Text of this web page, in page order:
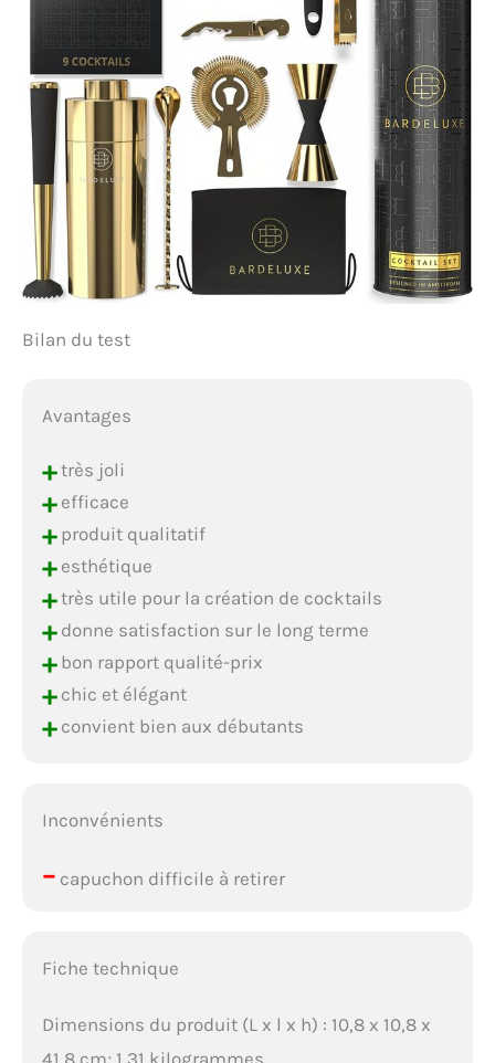
Bilan du test
Avantages
+très joli
+efficace
+produit qualitatif
+esthétique
+très utile pour la création de cocktails
+donne satisfaction sur le long terme
+bon rapport qualité-prix
+chic et élégant
+convient bien aux débutants
Inconvénients
–capuchon difficile à retirer
Fiche technique
Dimensions du produit (L x l x h) : 10,8 x 10,8 x
41,8 cm; 1,31 kilogrammes